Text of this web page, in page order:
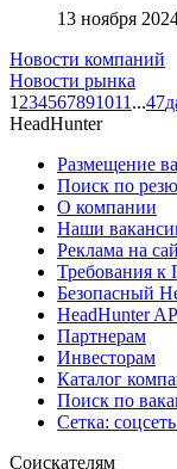
13 ноября
Новости компаний
Новости рынка
1 234567891011 ...47
HeadHunter
Размещение
Поиск по
О компании
Наши
Реклама на
Требования к
Безопасный
HeadHunter
Партнерам
Инвесторам
Каталог
Поиск по
Сетка:
Соискателям